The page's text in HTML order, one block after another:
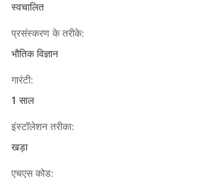
स्वचालित
प्रसंस्करण के तरीके:
भौतिक विज्ञान
गारंटी:
1 साल
इंस्टॉलेशन तरीका:
खड़ा
एचएस कोड: